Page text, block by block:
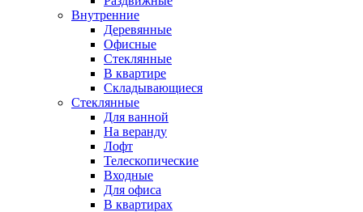
Внутренние
Деревянные
Офисные
Стеклянные
В квартире
Складывающиеся
Стеклянные
Для ванной
На веранду
Лофт
Телескопические
Входные
Для офиса
В квартирах